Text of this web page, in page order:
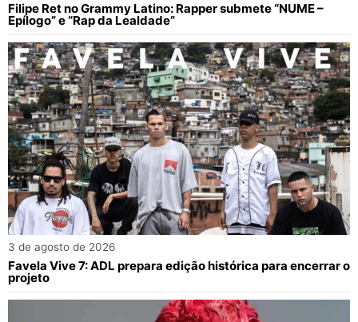
Filipe Ret no Grammy Latino: Rapper submete “NUME –
Epílogo” e “Rap da Lealdade”
3 de agosto de 2026
Favela Vive 7: ADL prepara edição histórica para encerrar o
projeto